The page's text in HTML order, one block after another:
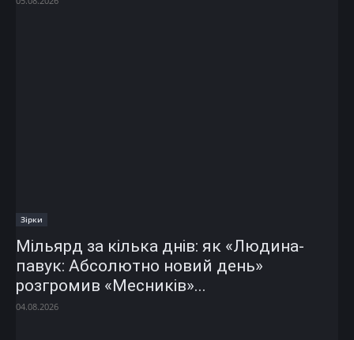
Зірки
Мільярд за кілька днів: як «Людина-
павук: Абсолютно новий день»
розгромив «Месників»...
04.08.2026